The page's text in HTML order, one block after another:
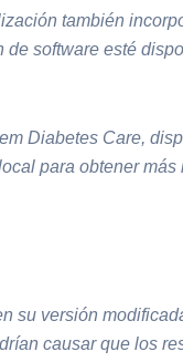
también
software esté
Diabetes Care,
para obtener
su versión
causar que los